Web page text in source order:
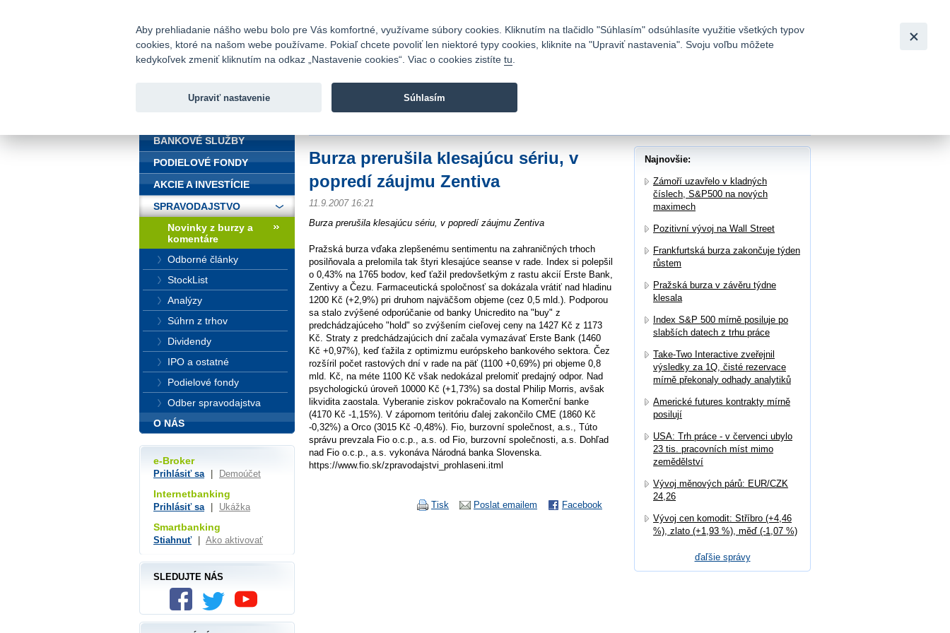
Fio banka
Fio banka sa zameriava na poskytovanie bežných bankových
Burza prerušila klesajúcu sériu, v
popredí záujmu Zentiva
11.9.2007 16:21
Burza prerušila klesajúcu sériu, v popredí záujmu Zentiva
Pražská burza vďaka zlepšenému sentimentu na zahraničných trhoch
posilňovala a prelomila tak štyri klesajúce seanse v rade. Index si polepšil
o 0,43% na 1765 bodov, keď ťažil predovšetkým z rastu akcií Erste Bank,
Zentivy a Čezu. Farmaceutická spoločnosť sa dokázala vrátiť nad hladinu
1200 Kč (+2,9%) pri druhom najväčšom objeme (cez 0,5 mld.). Podporou
sa stalo zvýšené odporúčanie od banky Unicredito na "buy" z
predchádzajúceho "hold" so zvýšením cieľovej ceny na 1427 Kč z 1173
Kč. Straty z predchádzajúcich dní začala vymazávať Erste Bank (1460
Kč +0,97%), keď ťažila z optimizmu európskeho bankového sektora. Čez
rozšíril počet rastových dní v rade na päť (1100 +0,69%) pri objeme 0,8
mld. Kč, na méte 1100 Kč však nedokázal prelomiť predajný odpor. Nad
psychologickú úroveň 10000 Kč (+1,73%) sa dostal Philip Morris, avšak
likvidita zaostala. Vyberanie ziskov pokračovalo na Komerční banke
(4170 Kč -1,15%). V zápornom teritóriu ďalej zakončilo CME (1860 Kč
-0,32%) a Orco (3015 Kč -0,48%). Fio, burzovní společnost, a.s., Túto
správu prevzala Fio o.c.p., a.s. od Fio, burzovní společnosti, a.s. Dohľad
nad Fio o.c.p., a.s. vykonáva Národná banka Slovenska.
https://www.fio.sk/zpravodajstvi_prohlaseni.itml
Facebook
Poslat emailem
Tisk
Najnovšie:
Zámoří uzavřelo v kladných
číslech, S&P500 na nových
maximech
Pozitivní vývoj na Wall Street
Frankfurtská burza zakončuje týden
růstem
Pražská burza v závěru týdne
klesala
Index S&P 500 mírně posiluje po
slabších datech z trhu práce
Take-Two Interactive zveřejnil
výsledky za 1Q, čisté rezervace
mírně překonaly odhady analytiků
Americké futures kontrakty mírně
posilují
USA: Trh práce - v červenci ubylo
23 tis. pracovních míst mimo
zemědělství
Vývoj měnových párů: EUR/CZK
24,26
Vývoj cen komodit: Stříbro (+4,46
%), zlato (+1,93 %), měď (-1,07 %)
ďaľšie správy
BANKOVÉ SLUŽBY
PODIELOVÉ FONDY
AKCIE A INVESTÍCIE
SPRAVODAJSTVO
Novinky z burzy a
komentáre
Odborné články
StockList
Analýzy
Súhrn z trhov
Dividendy
IPO a ostatné
Podielové fondy
Odber spravodajstva
O NÁS
e-Broker
Prihlásiť sa Demoúčet
Internetbanking
Prihlásiť sa Ukážka
Smartbanking
Stiahnuť Ako aktivovať
SLEDUJTE NÁS
Aby prehliadanie nášho webu bolo pre Vás komfortné, využívame súbory cookies. Kliknutím na tlačidlo "Súhlasím" odsúhlasíte využitie všetkých typov
cookies, ktoré na našom webe používame. Pokiaľ chcete povoliť len niektoré typy cookies, kliknite na "Upraviť nastavenia". Svoju voľbu môžete
kedykoľvek zmeniť kliknutím na odkaz „Nastavenie cookies“. Viac o cookies zistíte tu
Upraviť nastavenie Súhlasím